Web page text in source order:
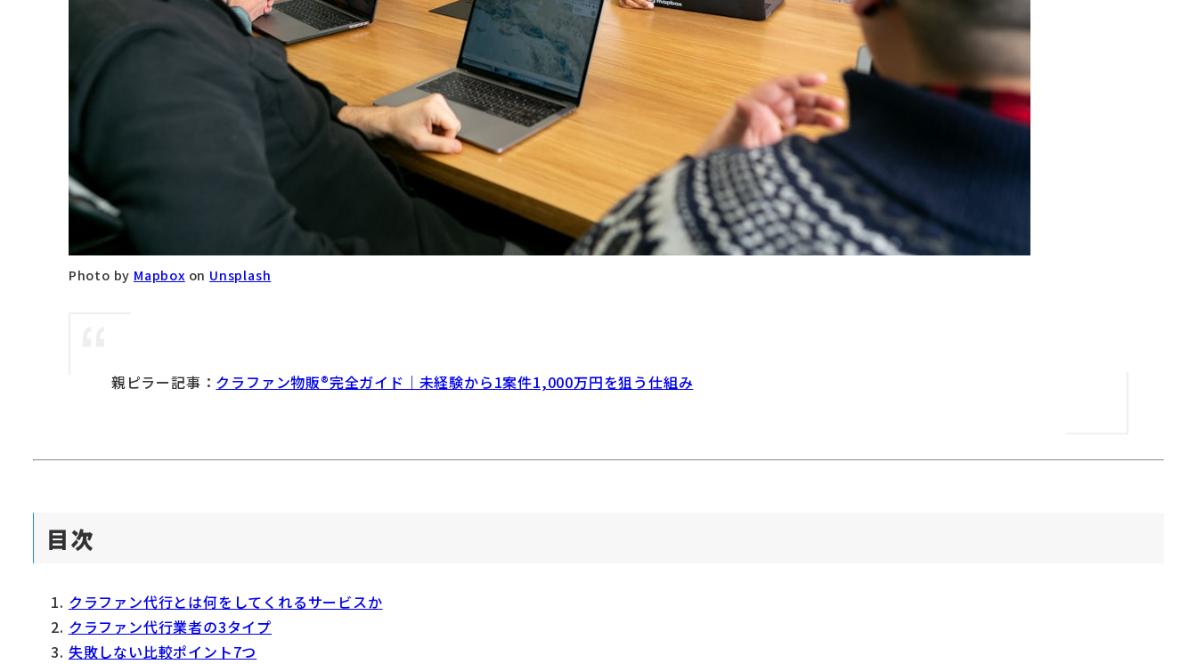
Photo by Mapbox on Unsplash
親ピラー記事： クラファン物販®完全ガイド｜未経験から1案件1,000万円を狙う仕組み
目次
クラファン代行とは何をしてくれるサービスか
クラファン代行業者の3タイプ
失敗しない比較ポイント7つ